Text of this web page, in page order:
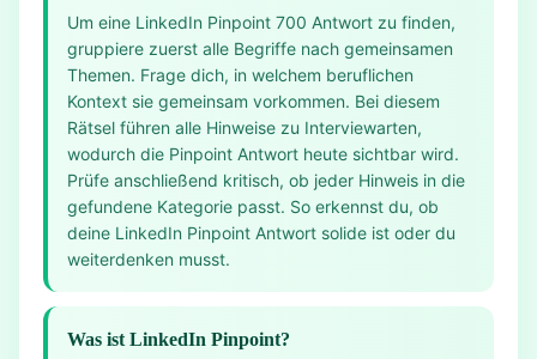
Um eine LinkedIn Pinpoint 700 Antwort zu finden,
gruppiere zuerst alle Begriffe nach gemeinsamen
Themen. Frage dich, in welchem beruflichen
Kontext sie gemeinsam vorkommen. Bei diesem
Rätsel führen alle Hinweise zu Interviewarten,
wodurch die Pinpoint Antwort heute sichtbar wird.
Prüfe anschließend kritisch, ob jeder Hinweis in die
gefundene Kategorie passt. So erkennst du, ob
deine LinkedIn Pinpoint Antwort solide ist oder du
weiterdenken musst.
Was ist LinkedIn Pinpoint?